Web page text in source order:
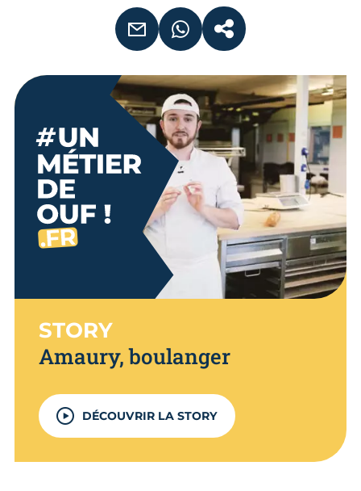
EMAIL WHATSAPPCOPIER LE LIEN
STORY
Amaury, boulanger
DÉCOUVRIR LA STORY